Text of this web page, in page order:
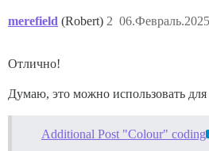
merefield (Robert) 2
Отлично!
Думаю, это можно использовать для
Additional Post "Colour" coding